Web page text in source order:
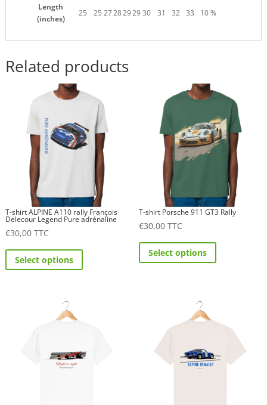
Length
(inches)
25 25 2728292930 31 32 33 10 %
Related products
T-shirt ALPINE A110 rally François
Delecour Legend Pure adrénaline
€30,00 TTC
Select options
This
may
T-shirt Porsche 911 GT3 Rally
€30,00 TTC
Select options
This
options